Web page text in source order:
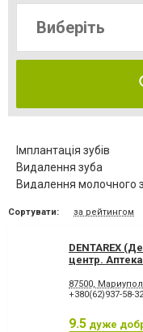
Імплантація зубів
Видалення зуба
Видалення молочного
Відбілювання зубів
Діагностика зубів
Естетична реставрація
Зубні протези
Комп'ютерна
Сортувати: за рейтингом
DENTAREX
центр.
87500,
+380(62)937-58-32
9.5 дуже